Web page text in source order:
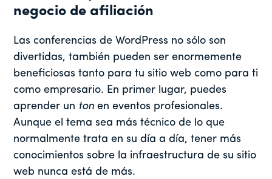
negocio de afiliación
Las conferencias de WordPress no sólo son
divertidas, también pueden ser enormemente
beneficiosas tanto para tu sitio web como para ti
como empresario. En primer lugar, puedes
aprender un ton en eventos profesionales.
Aunque el tema sea más técnico de lo que
normalmente trata en su día a día, tener más
conocimientos sobre la infraestructura de su sitio
web nunca está de más.